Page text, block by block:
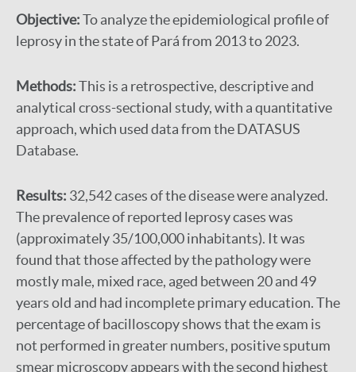
Objective:To analyze the epidemiological profile of
leprosy in the state of Pará from 2013 to 2023.
Methods:This is a retrospective, descriptive and
analytical cross-sectional study, with a quantitative
approach, which used data from the DATASUS
Database.
Results: 32,542 cases of the disease were analyzed.
The prevalence of reported leprosy cases was
(approximately 35/100,000 inhabitants). It was
found that those affected by the pathology were
mostly male, mixed race, aged between 20 and 49
years old and had incomplete primary education. The
percentage of bacilloscopy shows that the exam is
not performed in greater numbers, positive sputum
smear microscopy appears with the second highest